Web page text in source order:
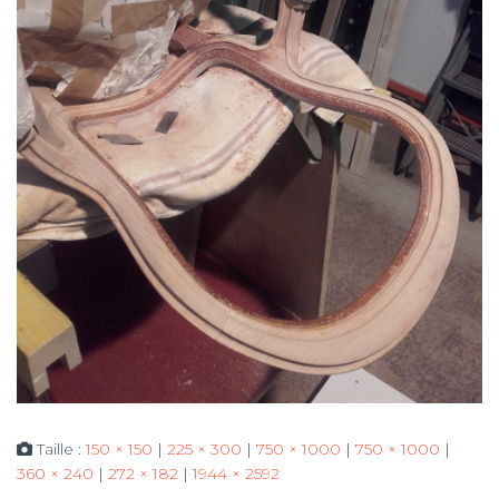
Taille :150 × 150 | 225 × 300 | 750 × 1000 | 750 × 1000 |
360 × 240 | 272 × 182 | 1944 × 2592